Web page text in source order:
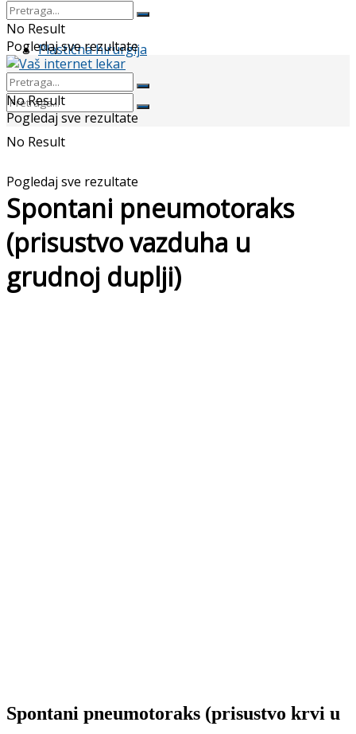
Lekovi
Plastična hirurgija
No Result
Pogledaj sve rezultate
No Result
Pogledaj sve rezultate
No Result
Pogledaj sve rezultate
Spontani pneumotoraks
(prisustvo vazduha u
grudnoj duplji)
Spontani pneumotoraks (prisustvo krvi u